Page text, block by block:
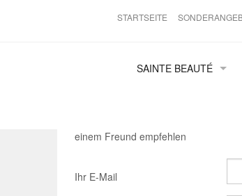
STARTSEITE
SAINTE BEAUTÉ
JUNGE HAUT
einem Freund empfehlen
Ihr E-Mail